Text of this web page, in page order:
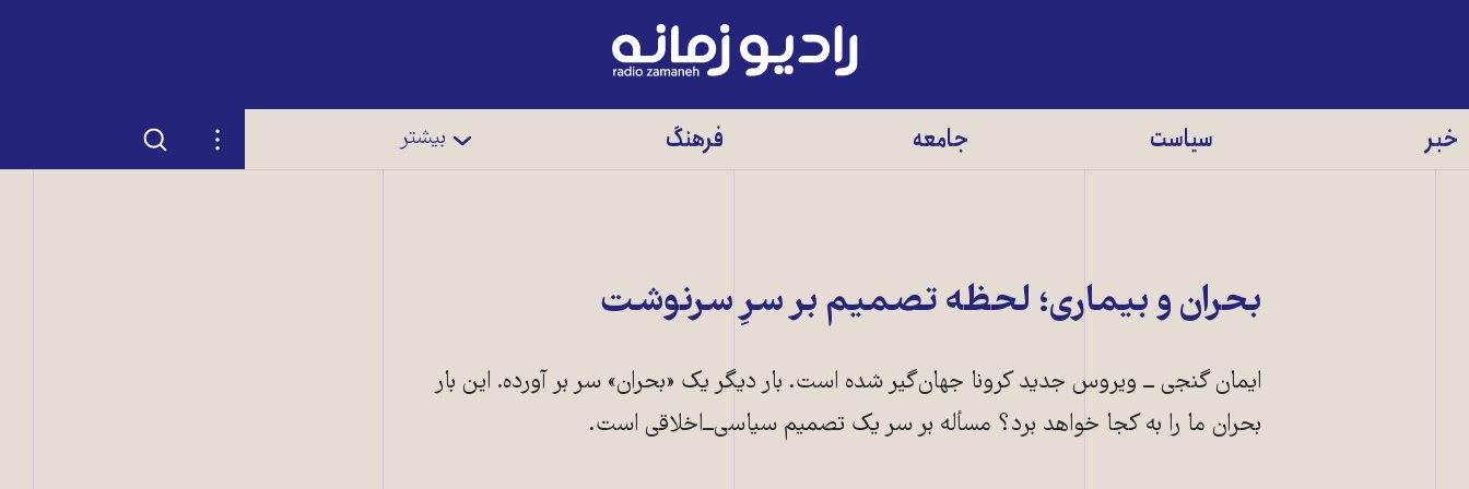
رادیو
زمانه
خبر سیاست جامعه فرهنگ بیشتر تنظیمات جستجو
بحران و بیماری؛ لحظه تصمیم بر سرِ سرنوشت
ایمان گنجی ــ ویروس جدید کرونا جهان‌گیر شده است. بار دیگر یک «بحران» سر بر آورده. این بار
بحران ما را به کجا خواهد برد؟ مسأله بر سر یک تصمیم سیاسی‌ـ‌‌ـ‌اخلاقی است.
معترضان در تگوسیگالپا، پایتخت هندوراس سنگربندی کرده‌اند و خواهان توزیع مواد غذایی هستند؛ دولت هندوراس حکومت نظامی اعلام کرده ــ عکس: